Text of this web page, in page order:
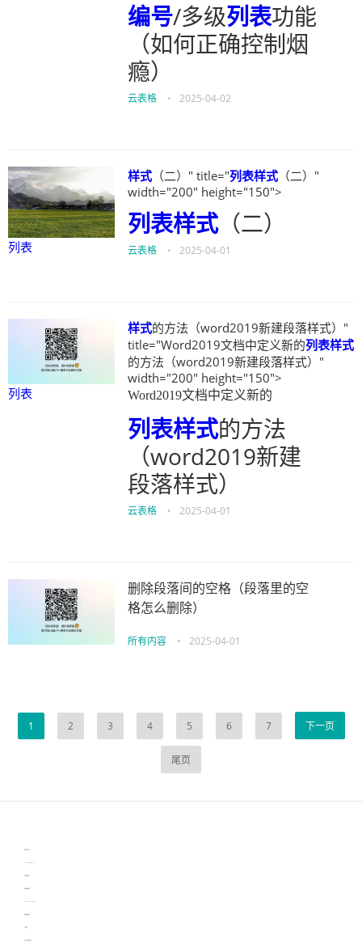
编号/多级列表功能
（如何正确控制烟
瘾）
云表格 • 2025-04-02
列表
样式 （二）" title="列表样式 （二）"
width="200" height="150">
列表样式（二）
云表格 • 2025-04-01
列表
样式的方法（word2019新建段落样式）"
title="Word2019文档中定义新的列表样式
的方法（word2019新建段落样式）"
width="200" height="150">
Word2019文档中定义新的
列表样式的方法
（word2019新建
段落样式）
云表格 • 2025-04-01
删除段落间的空格（段落里的空
格怎么删除）
所有内容 • 2025-04-01
1 2 3 4 5 6 7 下一页
尾页